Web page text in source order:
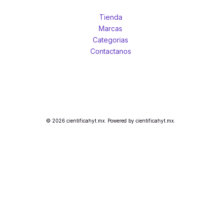
Tienda
Marcas
Categorias
Contactanos
© 2026 cientificahyt.mx. Powered by cientificahyt.mx.